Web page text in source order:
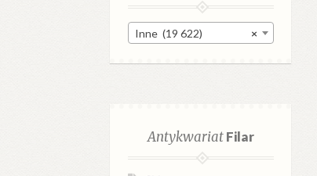
×
Inne (19 622)
AntykwariatFilar